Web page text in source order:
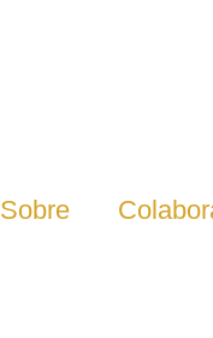
Sobre